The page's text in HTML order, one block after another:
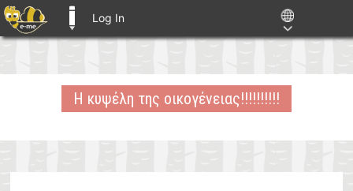
Log In
Η κυψέλη της οικογένειας!!!!!!!!!!